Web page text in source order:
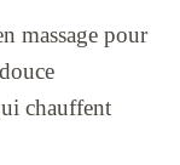
massage pour
chauffent